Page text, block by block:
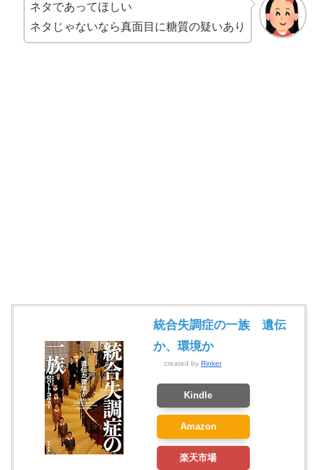
ネタであってほしい
ネタじゃないなら真面目に糖質の疑いあり
統合失調症の一族 遺伝
か、環境か
created by Rinker
Kindle
Amazon
楽天市場